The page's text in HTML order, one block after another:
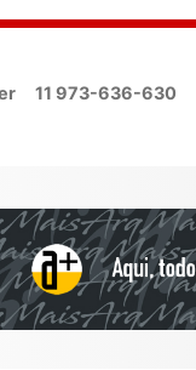
11 973-636-630